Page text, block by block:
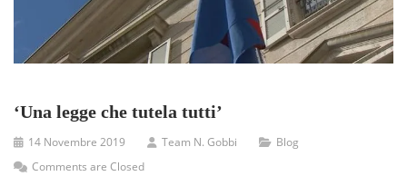
‘Una legge che tutela tutti’
14 Novembre 2019 Team N. Gobbi
Blog
Comments are Closed